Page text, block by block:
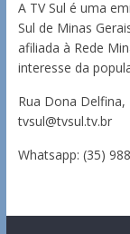
A TV Sul é uma
Sul de Minas
afiliada à Rede
interesse da
Rua Dona
tvsul@tvsul.tv.br
Whatsapp: (35)